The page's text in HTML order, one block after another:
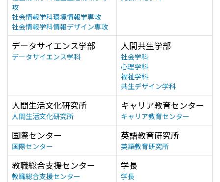
攻
社会情報学科環境情報学専攻
社会情報学科情報デザイン専攻
データサイエンス学部
データサイエンス学科
人間共生学部
社会学科
心理学科
福祉学科
共生デザイン学科
人間生活文化研究所
人間生活文化研究所
キャリア教育センター
キャリア教育センター
国際センター
国際センター
英語教育研究所
英語教育研究所
教職総合支援センター
教職総合支援センター
学長
学長